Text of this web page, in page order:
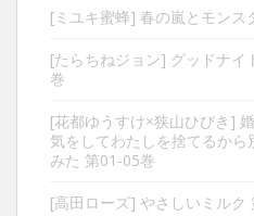
[ミユキ蜜蜂] 春の嵐とモンス
[たらちねジョン] グッドナイ
巻
[花都ゆうすけ×狭山ひびき]
気をしてわたしを捨てるか
みた 第01-05巻
[高田ローズ] やさしいミルク